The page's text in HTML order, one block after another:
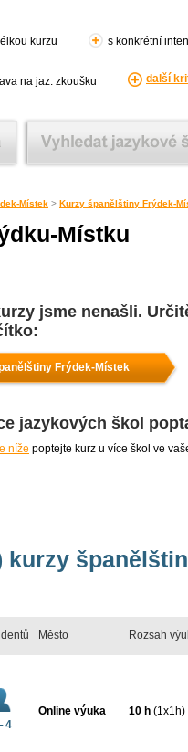
kurzu s konkrétní
na jaz. zkoušku další
Místek > Kurzy španělštiny Frýdek-
Místku
jsme nenašli.
Frýdek-Místek
jazykových škol
níže poptejte kurz u více škol ve
Město Rozsah
4
Online výuka 10 h (1x1h)